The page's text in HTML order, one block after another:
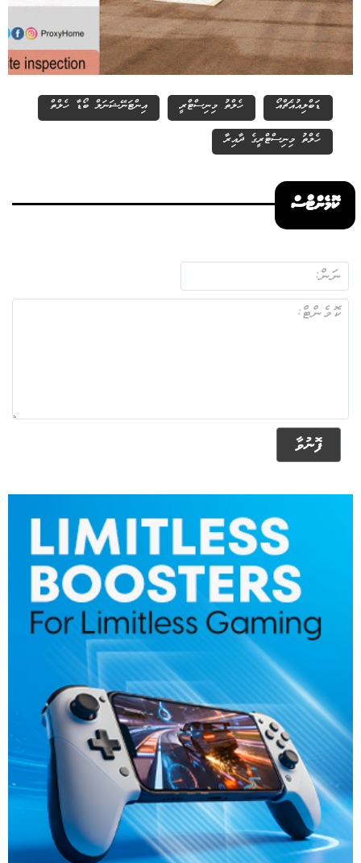
ޑަބްލިއުއެޗްއޯ ހެލްތު މިނިސްޓްރީ
އިންޓަނޭޝަނަލް ބޯޑާ ހެލްތް
ހެލްތު މިނިސްޓްރީގެ ދާއިރާ
ކޮމެންޓްސް
ފޮނުވާ